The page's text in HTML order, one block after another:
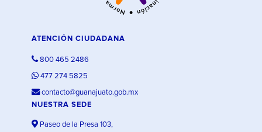
ATENCIÓN CIUDADANA
800 465 2486
477 274 5825
contacto@guanajuato.gob.mx
NUESTRA SEDE
Paseo de la Presa 103,